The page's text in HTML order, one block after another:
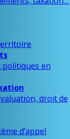
en
droit de
d’appel